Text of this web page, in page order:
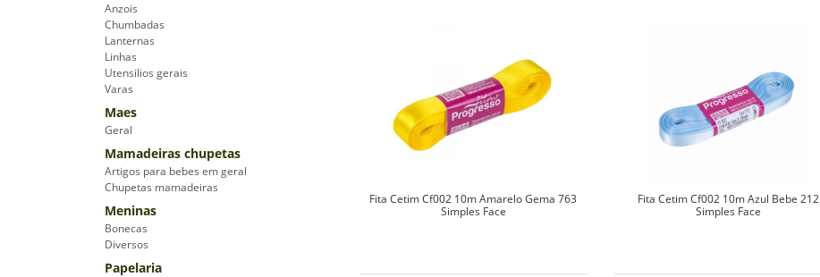
Anzois
Chumbadas
Lanternas
Linhas
Utensilios gerais
Varas
Maes
Geral
Mamadeiras chupetas
Artigos para bebes em geral
Chupetas mamadeiras
Meninas
Bonecas
Diversos
Papelaria
Fita Cetim Cf002 10m Amarelo Gema 763
Simples Face
Fita Cetim Cf002 10m Azul Bebe 212
Simples Face